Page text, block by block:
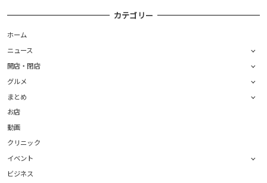
カテゴリー
ホーム
ニュース
開店・閉店
グルメ
まとめ
お店
動画
クリニック
イベント
ビジネス